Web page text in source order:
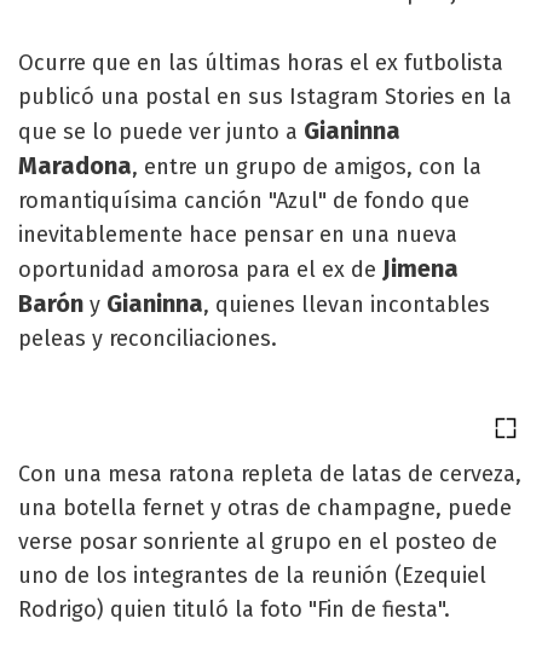
Ocurre que en las últimas horas el ex futbolista
publicó una postal en sus Istagram Stories en la
que se lo puede ver junto a Gianinna
Maradona, entre un grupo de amigos, con la
romantiquísima canción "Azul" de fondo que
inevitablemente hace pensar en una nueva
oportunidad amorosa para el ex de Jimena
Barón y Gianinna, quienes llevan incontables
peleas y reconciliaciones.
Con una mesa ratona repleta de latas de cerveza,
una botella fernet y otras de champagne, puede
verse posar sonriente al grupo en el posteo de
uno de los integrantes de la reunión (Ezequiel
Rodrigo) quien tituló la foto "Fin de fiesta".